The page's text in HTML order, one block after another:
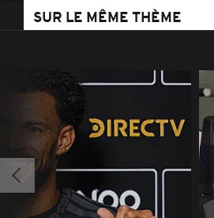
SUR LE MÊME THÈME